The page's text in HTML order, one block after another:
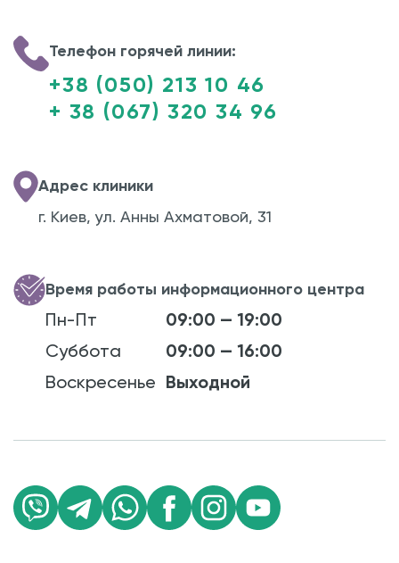
Телефон горячей линии:
+38 (050) 213 10 46
+ 38 (067) 320 34 96
Адрес клиники
г. Киев, ул. Анны Ахматовой, 31
Время работы информационного центра
Пн-Пт
09:00 — 19:00
Суббота
09:00 — 16:00
Воскресенье
Выходной